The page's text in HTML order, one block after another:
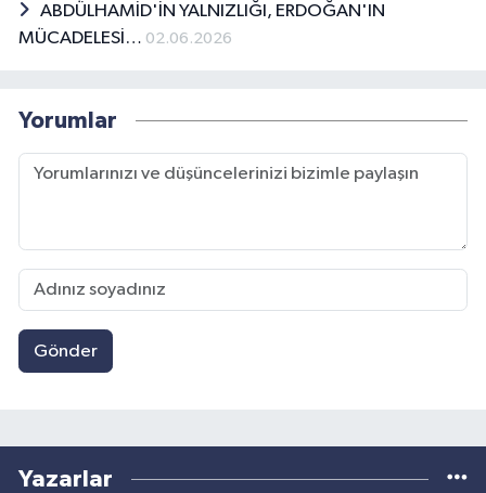
ABDÜLHAMİD'İN YALNIZLIĞI, ERDOĞAN'IN
MÜCADELESİ… 02.06.2026
Yorumlar
Gönder
Yazarlar